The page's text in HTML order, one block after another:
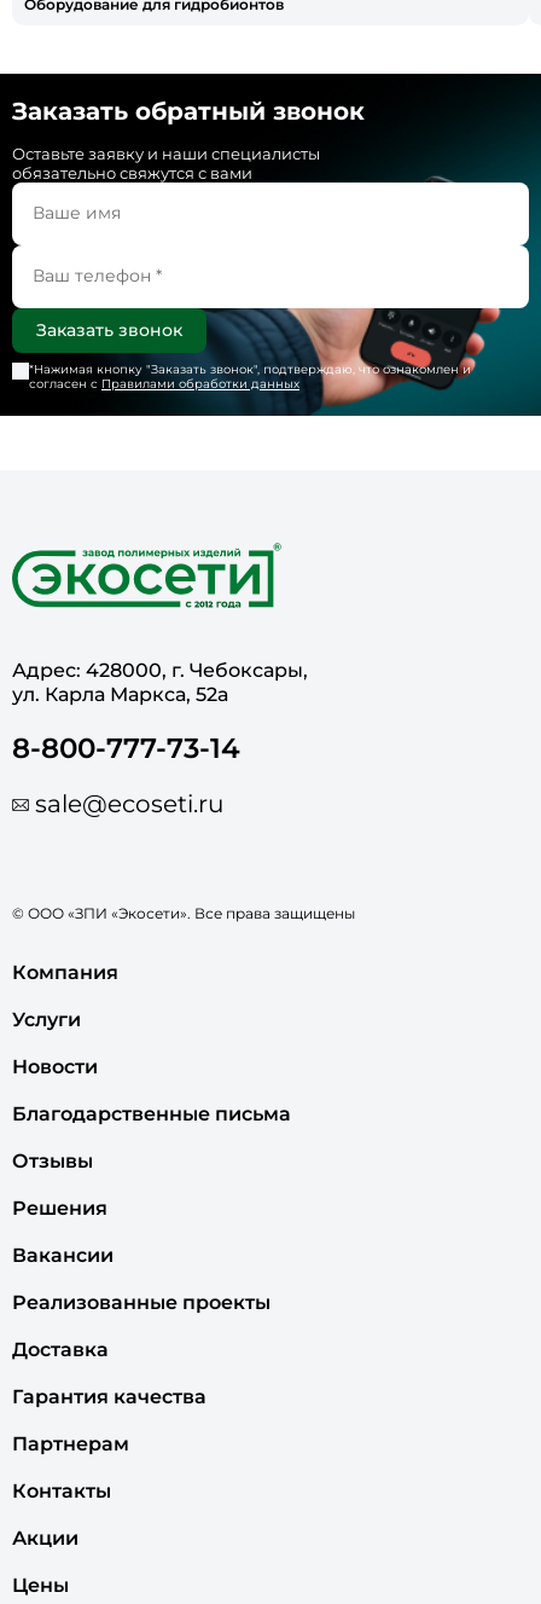
Оборудование для гидробионтов
Заказать обратный звонок
Оставьте заявку и наши специалисты
обязательно свяжутся с вами
*Нажимая кнопку "Заказать звонок", подтверждаю, что ознакомлен и
согласен с Правилами обработки данных
Адрес: 428000, г. Чебоксары,
ул. Карла Маркса, 52а
8-800-777-73-14
sale@ecoseti.ru
© ООО «ЗПИ «Экосети». Все права защищены
Компания
Услуги
Новости
Благодарственные письма
Отзывы
Решения
Вакансии
Реализованные проекты
Доставка
Гарантия качества
Партнерам
Контакты
Акции
Цены